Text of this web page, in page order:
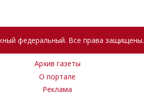
федеральный. Все права защищены.
Архив газеты
О портале
Реклама